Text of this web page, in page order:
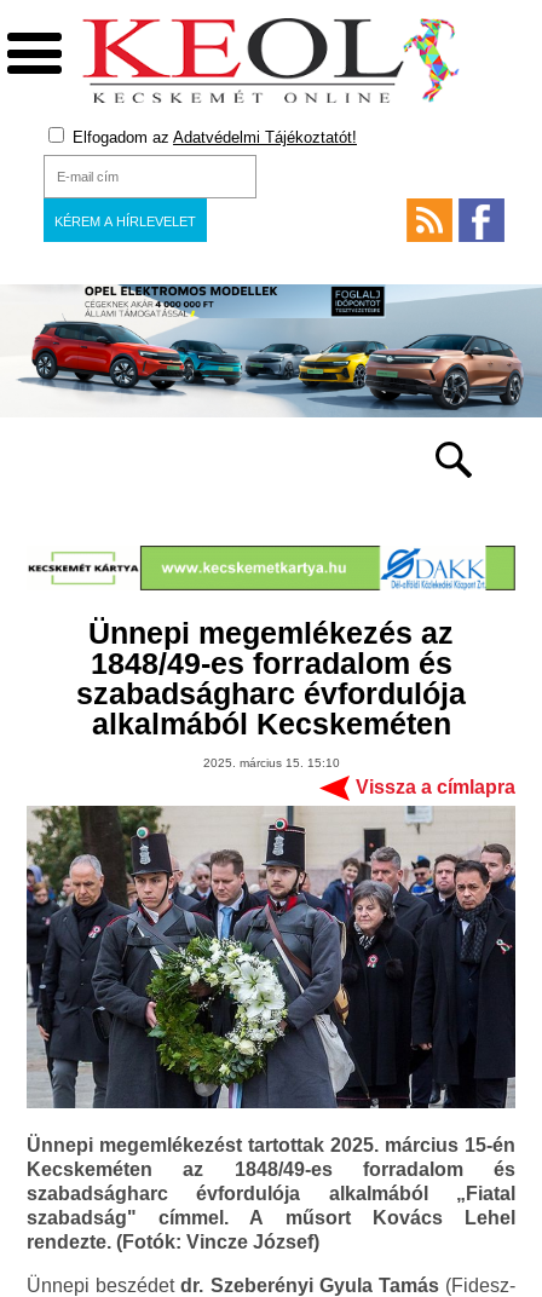
Elfogadom az Adatvédelmi Tájékoztatót!
Ünnepi megemlékezés az
1848/49-es forradalom és
szabadságharc évfordulója
alkalmából Kecskeméten
2025. március 15. 15:10
Vissza a címlapra
Ünnepi megemlékezést tartottak 2025. március 15-én
Kecskeméten az 1848/49-es forradalom és
szabadságharc évfordulója alkalmából „Fiatal
szabadság" címmel. A műsort Kovács Lehel
rendezte. (Fotók: Vincze József)
Ünnepi beszédetdr. Szeberényi Gyula Tamás(Fidesz-